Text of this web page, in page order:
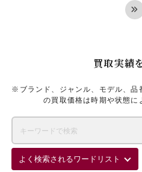
買取実績
※ブランド、ジャンル、モデル、品
の買取価格は時期や状態に
よく検索されるワードリスト